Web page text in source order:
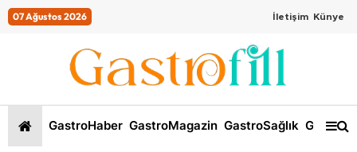
07 Ağustos 2026 İletişim Künye
GastroHaber GastroMagazin GastroSağlık